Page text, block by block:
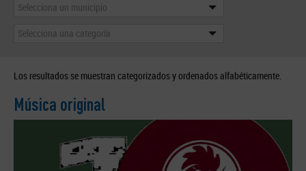
Selecciona un municipio
Selecciona una categoría
Los resultados se muestran categorizados y ordenados alfabéticamente.
Música original